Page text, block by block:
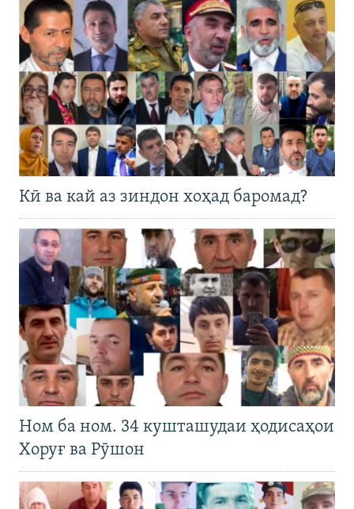
Кӣ ва кай аз зиндон хоҳад баромад?
Ном ба ном. 34 кушташудаи ҳодисаҳои
Хоруғ ва Рӯшон